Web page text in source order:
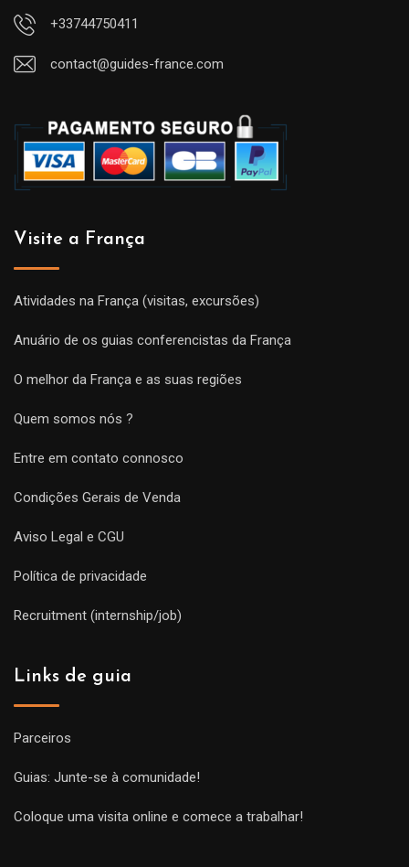
+33744750411
contact@guides-france.com
Visite a França
Atividades na França (visitas, excursões)
Anuário de os guias conferencistas da França
O melhor da França e as suas regiões
Quem somos nós ?
Entre em contato connosco
Condições Gerais de Venda
Aviso Legal e CGU
Política de privacidade
Recruitment (internship/job)
Links de guia
Parceiros
Guias: Junte-se à comunidade!
Coloque uma visita online e comece a trabalhar!